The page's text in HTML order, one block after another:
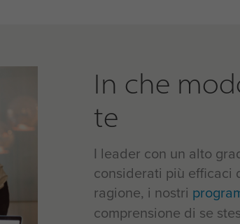
In che
te
I leader con un alto
considerati più efficaci
ragione, i nostri
comprensione di se